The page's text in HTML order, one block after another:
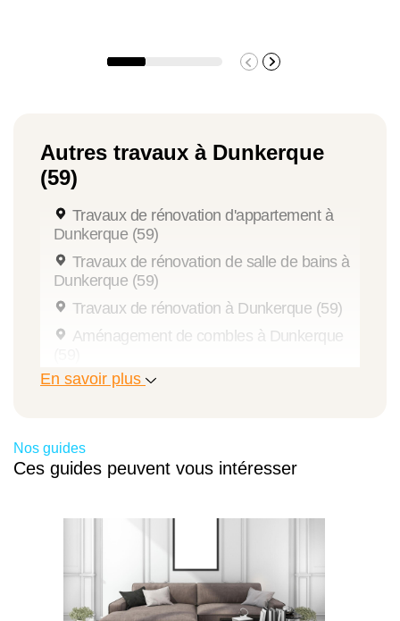
Autres travaux à Dunkerque
(59)
Travaux de rénovation d'appartement à
Dunkerque (59)
Travaux de rénovation de salle de bains à
Dunkerque (59)
Travaux de rénovation à Dunkerque (59)
Aménagement de combles à Dunkerque
Travaux d'extension de maison à
Travaux de peinture à Dunkerque (59)
Travaux de rénovation de cuisine à
Dunkerque (59)
En savoir plus
Nos guides
Ces guides peuvent vous intéresser